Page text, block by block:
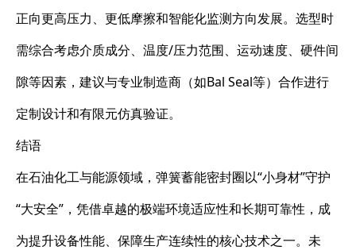
正向更高压力、更低摩擦和智能化监测方向发展。选型时
需综合考虑介质成分、温度/压力范围、运动速度、硬件间
隙等因素，建议与专业制造商（如Bal Seal等）合作进行
定制设计和有限元仿真验证。
结语
在石油化工与能源领域，弹簧蓄能密封圈以“小身材”守护
“大安全”，凭借卓越的极端环境适应性和长期可靠性，成
为提升设备性能、保障生产连续性的核心技术之一。未